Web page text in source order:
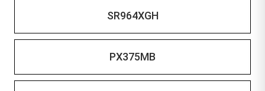
SR964XGH
PX375MB